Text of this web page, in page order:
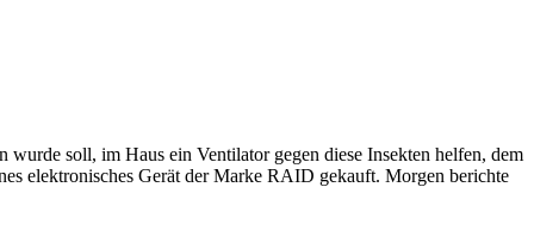
soll, im Haus ein Ventilator gegen diese Insekten helfen, dem
elektronisches Gerät der Marke RAID gekauft. Morgen berichte